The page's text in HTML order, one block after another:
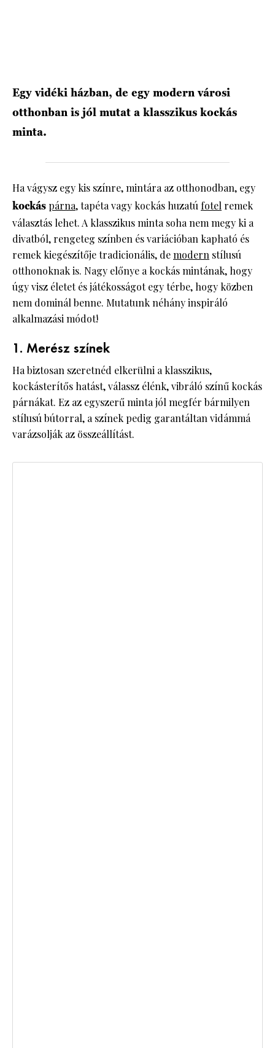
Egy vidéki házban, de egy modern városi
otthonban is jól mutat a klasszikus kockás
minta.
Ha vágysz egy kis színre, mintára az otthonodban, egy
kockás párna, tapéta vagy kockás huzatú fotel remek
választás lehet. A klasszikus minta soha nem megy ki a
divatból, rengeteg színben és variációban kapható és
remek kiegészítője tradicionális, demodern stílusú
otthonoknak is. Nagy előnye a kockás mintának, hogy
úgy visz életet és játékosságot egy térbe, hogy közben
nem dominál benne. Mutatunk néhány inspiráló
alkalmazási módot!
1. Merész színek
Ha biztosan szeretnéd elkerülni a klasszikus,
kockásterítős hatást, válassz élénk, vibráló színű kockás
párnákat. Ez az egyszerű minta jól megfér bármilyen
stílusú bútorral, a színek pedig garantáltan vidámmá
varázsolják az összeállítást.